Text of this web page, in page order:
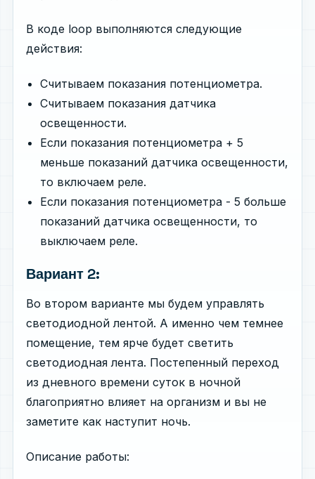
В коде loop выполняются следующие
действия:
Считываем показания потенциометра.
Считываем показания датчика
освещенности.
Если показания потенциометра + 5
меньше показаний датчика освещенности,
то включаем реле.
Если показания потенциометра - 5 больше
показаний датчика освещенности, то
выключаем реле.
Вариант 2:
Во втором варианте мы будем управлять
светодиодной лентой. А именно чем темнее
помещение, тем ярче будет светить
светодиодная лента. Постепенный переход
из дневного времени суток в ночной
благоприятно влияет на организм и вы не
заметите как наступит ночь.
Описание работы: